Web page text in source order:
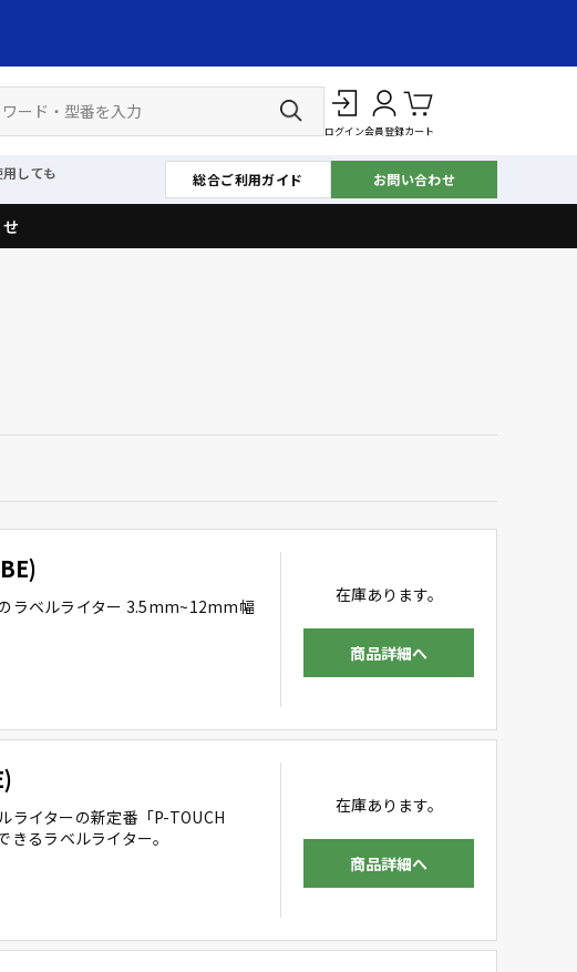
ログイン会員登録カート
しても 総合ご利用ガイド お問い合わせ
ラベルライター 3.5mm~12mm幅
在庫あります。
商品詳細へ
ライターの新定番「P-TOUCH
るラベルライター。
在庫あります。
商品詳細へ